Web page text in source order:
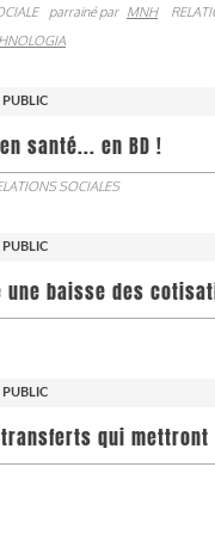
parrainé par MNH
PUBLIC
santé... en BD !
SOCIALES
PUBLIC
une baisse des
PUBLIC
qui